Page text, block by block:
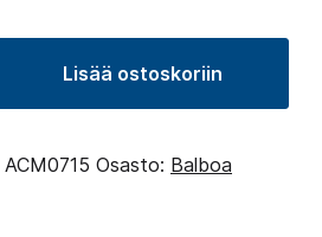
Lisää ostoskoriin
ACM0715 Osasto: Balboa